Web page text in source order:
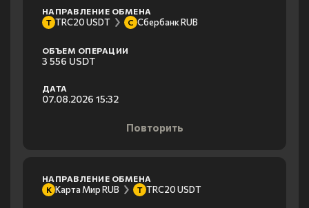
НАПРАВЛЕНИЕ ОБМЕНА
T TRC20 USDT С Сбербанк RUB
ОБЪЕМ ОПЕРАЦИИ
3 556 USDT
ДАТА
07.08.2026 15:32
Повторить
НАПРАВЛЕНИЕ ОБМЕНА
К Карта Мир RUB T TRC20 USDT